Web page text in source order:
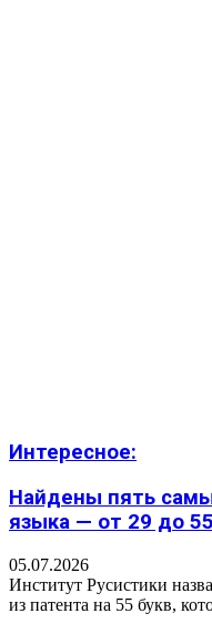
Интересное:
Найдены пять
языка — от 29 до
05.07.2026
Институт Русистики
из патента на 55 букв,